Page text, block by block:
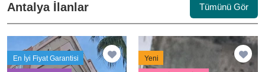
Antalya İlanlar Tümünü Gör
En İyi Fiyat Garantisi Yeni